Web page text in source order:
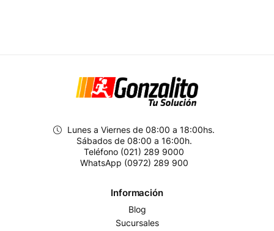
Lunes a Viernes de 08:00 a 18:00hs.
Sábados de 08:00 a 16:00h.
Teléfono (021) 289 9000
WhatsApp (0972) 289 900
Información
Blog
Sucursales